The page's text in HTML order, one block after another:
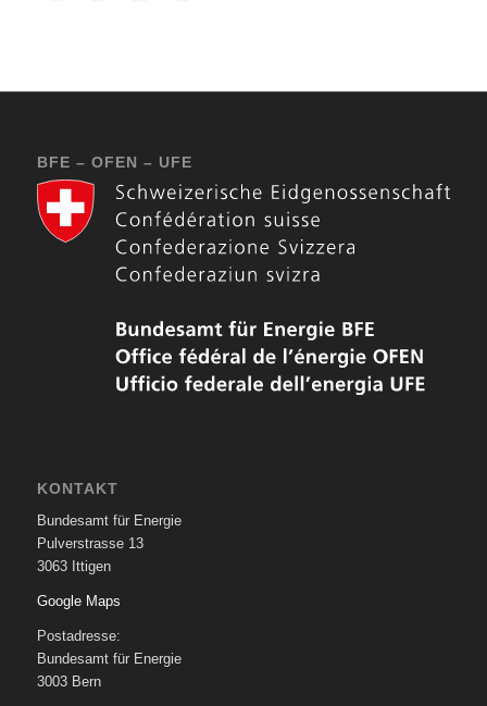
BFE – OFEN – UFE
KONTAKT
Bundesamt für Energie
Pulverstrasse 13
3063 Ittigen
Google Maps
Postadresse:
Bundesamt für Energie
3003 Bern